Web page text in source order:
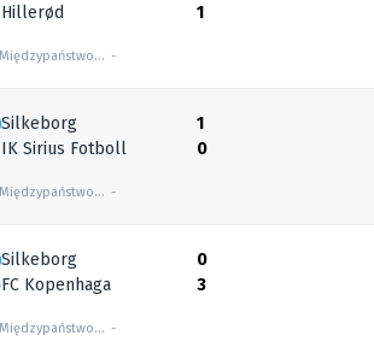
Hillerød
Międzypaństwowe mecze towarzyskie
1
Silkeborg
IK Sirius Fotboll
Międzypaństwowe mecze towarzyskie
1
0
Silkeborg
FC Kopenhaga
Międzypaństwowe mecze towarzyskie
0
3